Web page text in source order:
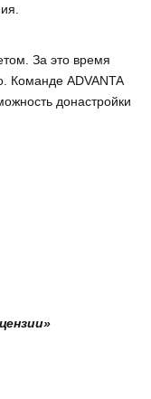
За это время
Команде ADVANTA
донастройки